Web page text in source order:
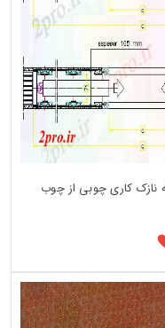
نازک کاری چوبی از چوب